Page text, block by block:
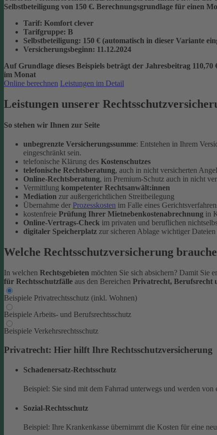
Selbstbeteiligung von 150 €. Berechnungsgrundlage für einen
Tarif: Komfort clever
Tarifgruppe: B
Selbstbeteiligung: 150 € (automatisch in dieser Variante
Versicherungsbeginn: 11.12.2024
Auf Grundlage dieses Beispiels beträgt der Jahresbeitrag 110,70
im Monat
Online berechnen Leistungen im Detail
Leistungen unserer
So stehen wir Ihnen zur Seite
unbegrenzte Versicherungssumme: Entstehen in Ihrem
eingeschränkt sein.
telefonische Klärung des Kostenschutzes
telefonische Rechtsberatung, auch in nicht versicherten
Online-Rechtsberatung, im Premium-Schutz auch in nicht
Vermittlung kompetenter Rechtsanwält:innen
Mediation zur außergerichtlichen Streitbeilegung
Übernahme der Prozesskosten im Falle eines
kostenfreie Prüfung Ihrer Mietnebenkostenabrechnung in
Online-Vertrags-Check im privaten und beruflichen
digitaler Speicherplatz zur sicheren Ablage wichtiger
Welche Rechtsschutzversicherung
In welchen Rechtsgebieten möchten Sie sich absichern? Damit Sie
für Rechtsschutzfälle aus den Bereichen Privatrecht, Berufsrecht
Beispiele Privatrechtsschutz (inkl. Wohnen)
Beispiele Arbeits- und Berufsrechtsschutz
Beispiele Verkehrsrechtsschutz
Privatrecht: Hier hilft Ihre Rechtsschutzversicherung
Schadenersatz-Rechtsschutz
Beispiel: Sie sind mit dem Fahrrad unterwegs und werden
Sozial-Rechtsschutz
Beispiel: Ihre Krankenkasse übernimmt die Kosten für eine